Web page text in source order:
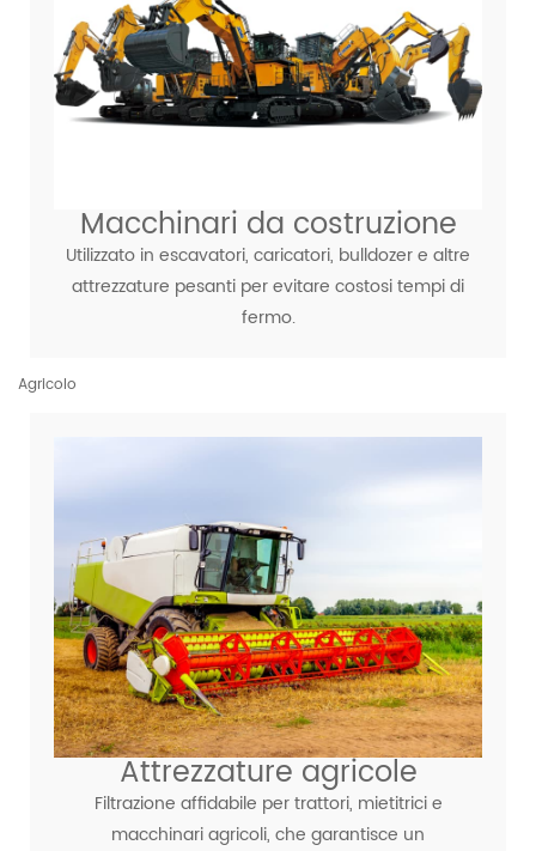
Macchinari da costruzione
Utilizzato in escavatori, caricatori, bulldozer e altre
attrezzature pesanti per evitare costosi tempi di
fermo.
Agricolo
Attrezzature agricole
Filtrazione affidabile per trattori, mietitrici e
macchinari agricoli, che garantisce un